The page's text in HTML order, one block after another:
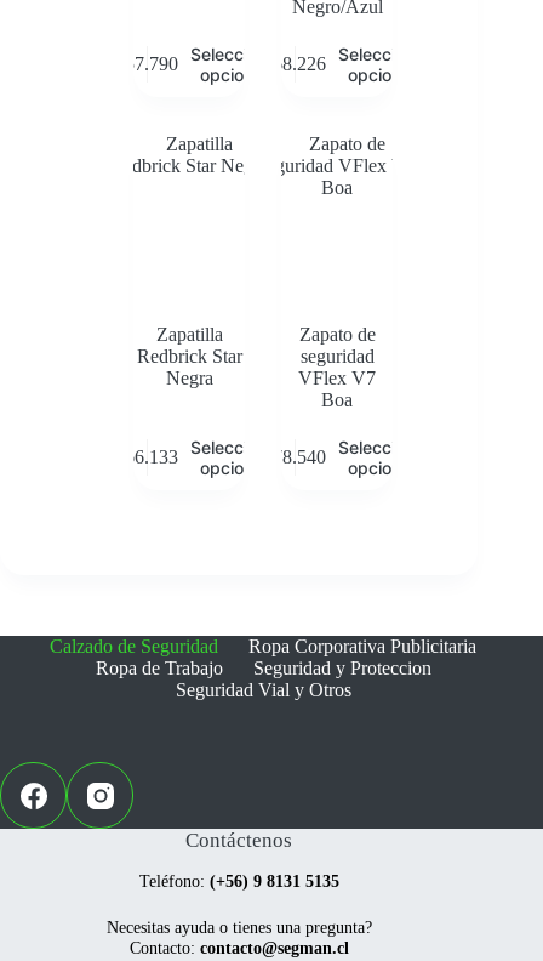
57.790 Seleccionar
opciones
producto
variantes.
Las
opciones
producto
Negro/Azul
68.226 Seleccionar
opciones
producto
variantes.
opciones
producto
Zapatilla
Redbrick Star
Negra
66.133 Seleccionar
opciones
producto
elegir
en
la
Zapato de
seguridad
VFlex V7
Boa
78.540 Seleccionar
opciones
producto
elegir
en
la
página
Calzado de Seguridad
Ropa Corporativa Publicitaria
Ropa de Trabajo
Seguridad y Proteccion
Seguridad Vial y Otros
Contáctenos
Teléfono: (+56) 9 8131 5135
Necesitas ayuda o tienes una pregunta?
Contacto: contacto@segman.cl